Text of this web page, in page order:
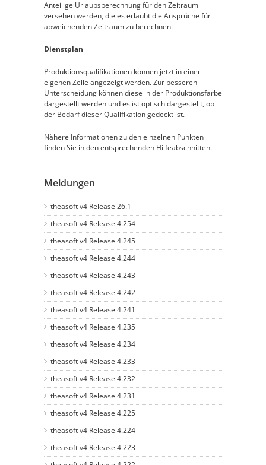
Anteilige Urlaubsberechnung für den Zeitraum
versehen werden, die es erlaubt die Ansprüche für
abweichenden Zeitraum zu berechnen.
Dienstplan
Produktionsqualifikationen können jetzt in einer
eigenen Zelle angezeigt werden. Zur besseren
Unterscheidung können diese in der Produktionsfarbe
dargestellt werden und es ist optisch dargestellt, ob
der Bedarf dieser Qualifikation gedeckt ist.
Nähere Informationen zu den einzelnen Punkten
finden Sie in den entsprechenden Hilfeabschnitten.
Meldungen
theasoft v4 Release 26.1
theasoft v4 Release 4.254
theasoft v4 Release 4.245
theasoft v4 Release 4.244
theasoft v4 Release 4.243
theasoft v4 Release 4.242
theasoft v4 Release 4.241
theasoft v4 Release 4.235
theasoft v4 Release 4.234
theasoft v4 Release 4.233
theasoft v4 Release 4.232
theasoft v4 Release 4.231
theasoft v4 Release 4.225
theasoft v4 Release 4.224
theasoft v4 Release 4.223